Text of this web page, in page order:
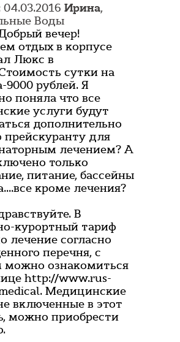
Ирина,
Воды
вечер!
отдых в корпусе
Люкс в
сутки на
9000 рублей. Я
поняла что все
услуги будут
дополнительно
прейскуранту для
лечением? А
только
питание, бассейны
кроме лечения?
В
курортный тариф
лечение согласно
перечня, с
можно ознакомиться
http://www.rus-
Медицинские
включенные в этот
можно приобрести